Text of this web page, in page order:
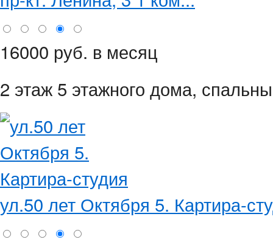
16000 руб. в месяц
2 этаж 5 этажного дома,
ул.50 лет Октября 5. Картира-